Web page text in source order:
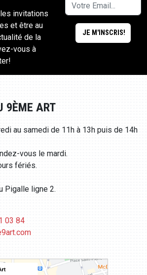
invitations
et être au
de la
vous à
9ÈME ART
au samedi de 11h à 13h puis de 14h
vous le mardi.
fériés.
Pigalle ligne 2.
03 84